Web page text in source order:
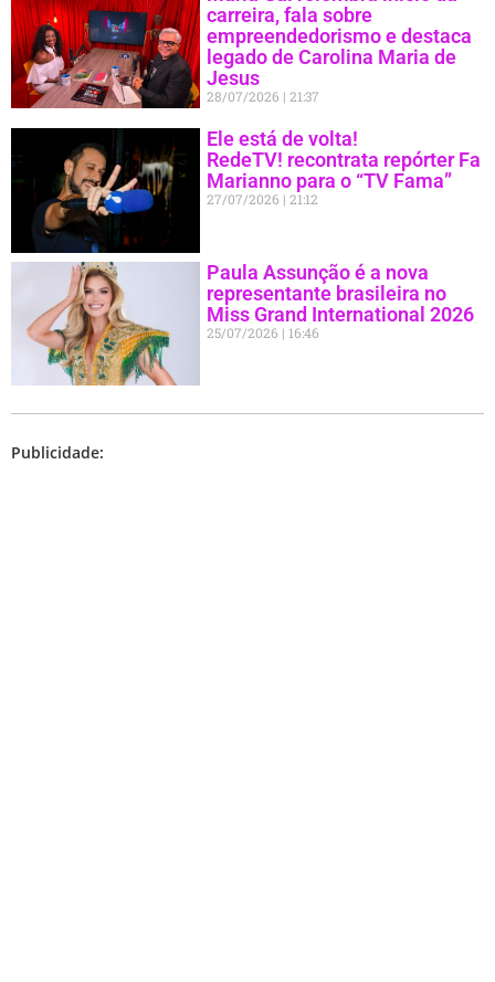
carreira, fala sobre
empreendedorismo e destaca
legado de Carolina Maria de
Jesus
28/07/2026 21:37
Ele está de volta!
RedeTV! recontrata repórter Fa
Marianno para o “TV Fama”
27/07/2026 21:12
Paula Assunção é a nova
representante brasileira no
Miss Grand International 2026
25/07/2026 16:46
Publicidade: